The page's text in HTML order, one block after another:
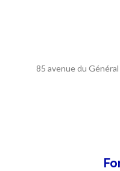
85 avenue du